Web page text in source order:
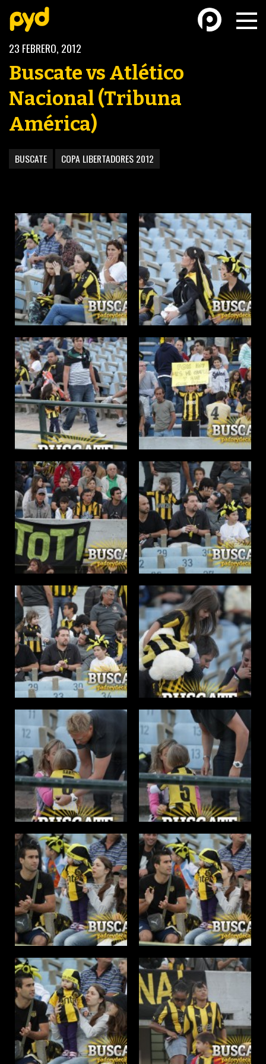
BASKETBALL
FUTSAL FUTSAL FEMENINO
ACTUALIDAD
3ERA DIVISIÓN
FORMATIVAS
PARTIDOS
CONTENIDOS
COLUMNAS
ELECCIONES
ENTREVISTAS
TRIBUNA
PYD RADIO
PEÑAS
ENCUESTAS
EDITORIALES
OTROS DEPORTES
ATLETISMO
HANDBALL
FÚTBOL PLAYA
MÁS DE PYD
HISTORIA
FORO
23 FEBRERO, 2012
Buscate vs Atlético
Nacional (Tribuna
América)
BUSCATE COPA LIBERTADORES 2012